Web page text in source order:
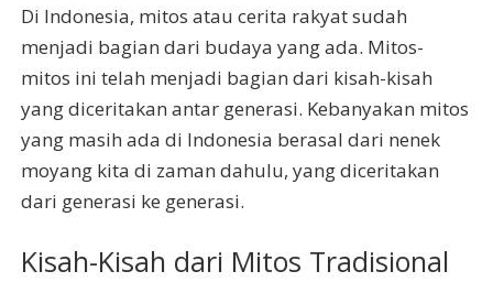
Di Indonesia, mitos atau cerita rakyat sudah
menjadi bagian dari budaya yang ada. Mitos-
mitos ini telah menjadi bagian dari kisah-kisah
yang diceritakan antar generasi. Kebanyakan mitos
yang masih ada di Indonesia berasal dari nenek
moyang kita di zaman dahulu, yang diceritakan
dari generasi ke generasi.
Kisah-Kisah dari Mitos Tradisional